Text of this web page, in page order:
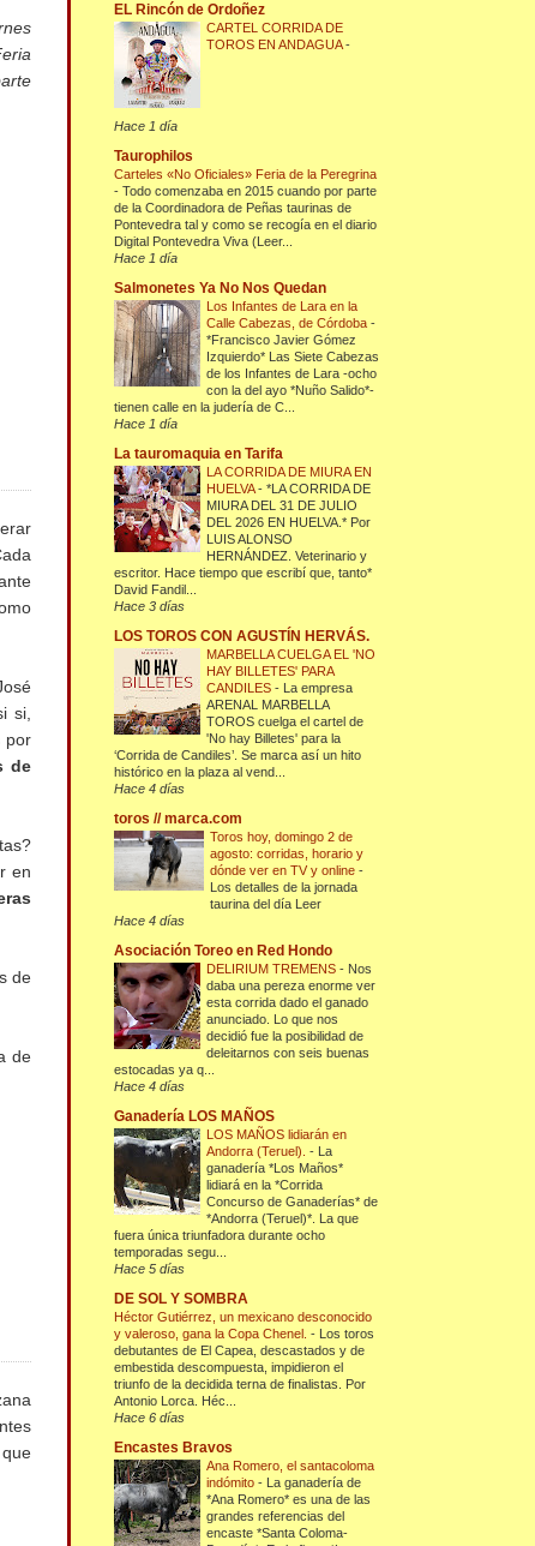
si,
por
de
en
de
de
EL Rincón de Ordoñez
CARTEL CORRIDA DE
TOROS EN ANDAGUA-
Hace 1 día
Taurophilos
Carteles «No Oficiales» Feria de la Peregrina
-Todo comenzaba en 2015 cuando por parte
de la Coordinadora de Peñas taurinas de
Pontevedra tal y como se recogía en el diario
Digital Pontevedra Viva (Leer...
Hace 1 día
Salmonetes Ya No Nos Quedan
Los Infantes de Lara en la
Calle Cabezas, de Córdoba-
*Francisco Javier Gómez
Izquierdo* Las Siete Cabezas
de los Infantes de Lara -ocho
con la del ayo *Nuño Salido*-
tienen calle en la judería de C...
Hace 1 día
La tauromaquia en Tarifa
LA CORRIDA DE MIURA EN
HUELVA-*LA CORRIDA DE
MIURA DEL 31 DE JULIO
DEL 2026 EN HUELVA.* Por
LUIS ALONSO
HERNÁNDEZ. Veterinario y
escritor. Hace tiempo que escribí que, tanto*
David Fandil...
Hace 3 días
LOS TOROS CON AGUSTÍN HERVÁS.
MARBELLA CUELGA EL 'NO
HAY BILLETES' PARA
CANDILES- La empresa
ARENAL MARBELLA
TOROS cuelga el cartel de
'No hay Billetes' para la
‘Corrida de Candiles’. Se marca así un hito
histórico en la plaza al vend...
Hace 4 días
toros // marca.com
Toros hoy, domingo 2 de
agosto: corridas, horario y
dónde ver en TV y online-
Los detalles de la jornada
taurina del día Leer
Hace 4 días
Asociación Toreo en Red Hondo
DELIRIUM TREMENS- Nos
daba una pereza enorme ver
esta corrida dado el ganado
anunciado. Lo que nos
decidió fue la posibilidad de
deleitarnos con seis buenas
estocadas ya q...
Hace 4 días
Ganadería LOS MAÑOS
LOS MAÑOS lidiarán en
Andorra (Teruel).- La
ganadería *Los Maños*
lidiará en la *Corrida
Concurso de Ganaderías* de
*Andorra (Teruel)*. La que
fuera única triunfadora durante ocho
temporadas segu...
Hace 5 días
DE SOL Y SOMBRA
Héctor Gutiérrez, un mexicano desconocido
y valeroso, gana la Copa Chenel.- Los toros
debutantes de El Capea, descastados y de
embestida descompuesta, impidieron el
triunfo de la decidida terna de finalistas. Por
Antonio Lorca. Héc...
Hace 6 días
Encastes Bravos
Ana Romero, el santacoloma
indómito- La ganadería de
*Ana Romero* es una de las
grandes referencias del
encaste *Santa Coloma-